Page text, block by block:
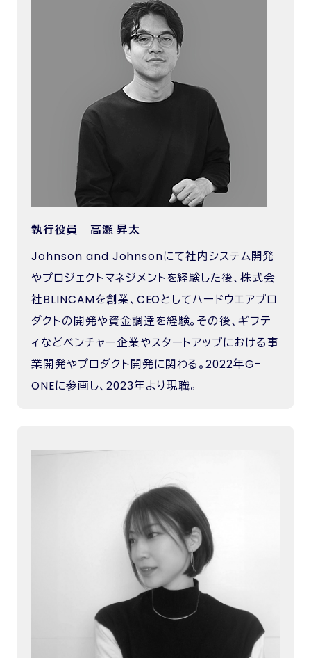
執行役員 高瀬 昇太
Johnson and Johnsonにて社内システム開発
やプロジェクトマネジメントを経験した後、株式会
社BLINCAMを創業、CEOとしてハードウエアプロ
ダクトの開発や資金調達を経験。その後、ギフテ
ィなどベンチャー企業やスタートアップにおける事
業開発やプロダクト開発に関わる。2022年G-
ONEに参画し、2023年より現職。